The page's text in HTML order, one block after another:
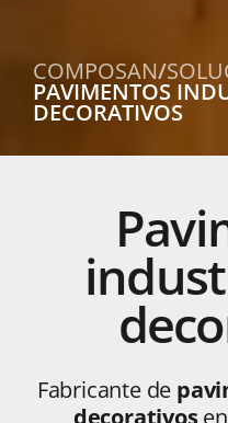
COMPOSAN/
PAVIMENTOS
DECORATIVOS
Fabricante de